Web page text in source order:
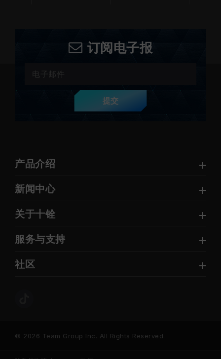
订阅电子报
提交
产品介绍
新闻中心
关于十铨
服务与支持
社区
© 2026 Team Group Inc. All Rights Reserved.